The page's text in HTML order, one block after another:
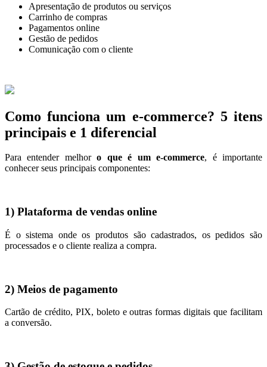
Apresentação de produtos ou serviços
Carrinho de compras
Pagamentos online
Gestão de pedidos
Comunicação com o cliente
Como funciona um e-commerce? 5 itens
principais e 1 diferencial
Para entender melhoro que é um e-commerce, é importante
conhecer seus principais componentes:
1) Plataforma de vendas online
É o sistema onde os produtos são cadastrados, os pedidos são
processados e o cliente realiza a compra.
2) Meios de pagamento
Cartão de crédito, PIX, boleto e outras formas digitais que facilitam
a conversão.